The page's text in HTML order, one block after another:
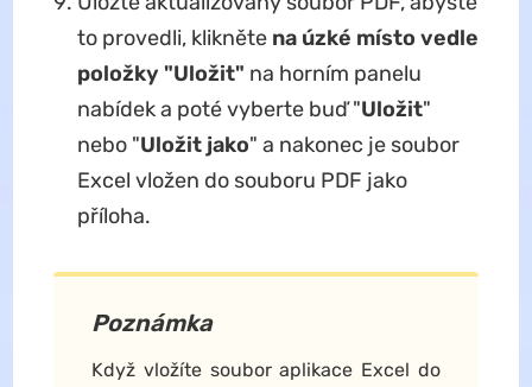
to provedli, kliknětena úzké místo vedle
položky "Uložit" na horním panelu
nabídek a poté vyberte buď "Uložit"
nebo "Uložit jako" a nakonec je soubor
Excel vložen do souboru PDF jako
příloha.
Poznámka
Když vložíte soubor aplikace Excel do